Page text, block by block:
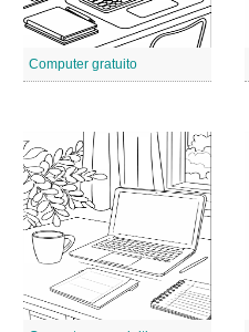
Computer gratuito